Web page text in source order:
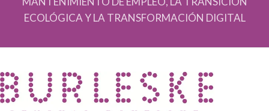
ECOLÓGICA Y LA TRANSFORMACIÓN DIGITAL